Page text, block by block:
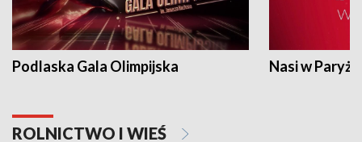
Podlaska Gala Olimpijska Nasi w Paryżu
ROLNICTWO I WIEŚ